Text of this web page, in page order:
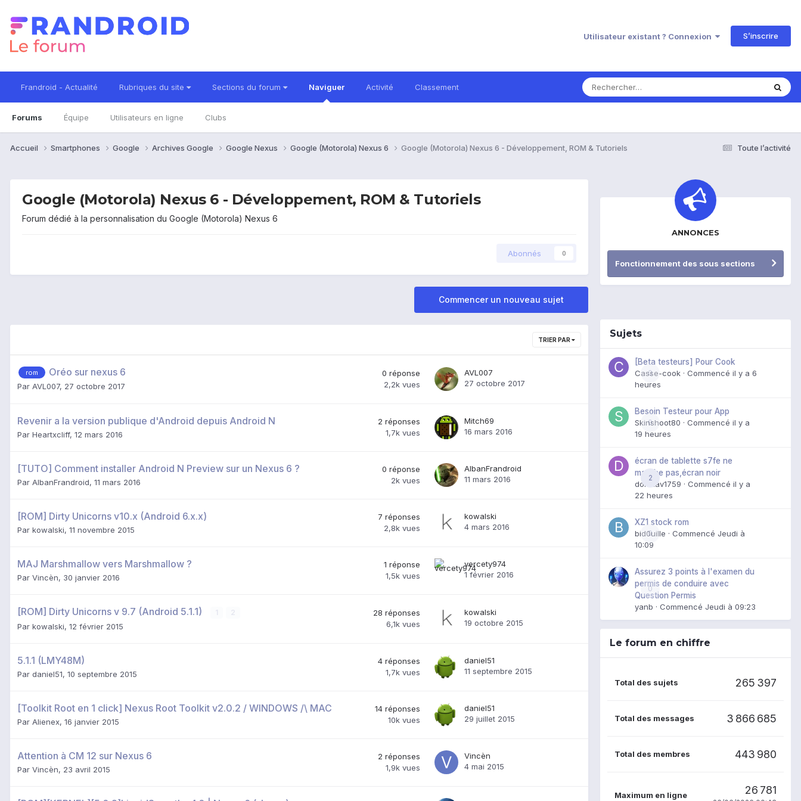
Utilisateur existant ? Connexion S’inscrire
Frandroid - Actualité Rubriques du site Sections du forum Naviguer
Forums Équipe Utilisateurs en ligne Clubs
Activité Classement
Toute l’activité
Accueil Smartphones Google Archives Google Google Nexus Google (Motorola) Nexus 6 Google (Motorola) Nexus 6 - Développement, ROM & Tutoriels
Google (Motorola) Nexus 6 - Développement, ROM & Tutoriels
Forum dédié à la personnalisation du Google (Motorola) Nexus 6
Abonnés 0
Commencer un nouveau sujet
TRIER PAR
rom Oréo sur nexus 6
Par AVL007, 27 octobre 2017
0 réponse
2,2k vues
AVL007
27 octobre 2017
Revenir a la version publique d'Android depuis Android N
Par Heartxcliff, 12 mars 2016
2 réponses
1,7k vues
Mitch69
16 mars 2016
[TUTO] Comment installer Android N Preview sur un Nexus 6 ?
Par AlbanFrandroid, 11 mars 2016
0 réponse
2k vues
AlbanFrandroid
11 mars 2016
[ROM] Dirty Unicorns v10.x (Android 6.x.x)
Par kowalski, 11 novembre 2015
7 réponses
2,8k vues
kowalski
4 mars 2016
MAJ Marshmallow vers Marshmallow ?
Par Vincèn, 30 janvier 2016
1 réponse
1,5k vues
vercety974
1 février 2016
[ROM] Dirty Unicorns v 9.7 (Android 5.1.1)
Par kowalski, 12 février 2015
28 réponses
6,1k vues
kowalski
19 octobre 2015
5.1.1 (LMY48M)
Par daniel51, 10 septembre 2015
4 réponses
1,7k vues
daniel51
11 septembre 2015
[Toolkit Root en 1 click] Nexus Root Toolkit v2.0.2 / WINDOWS /\ MAC
Par Alienex, 16 janvier 2015
14 réponses
10k vues
daniel51
29 juillet 2015
Attention à CM 12 sur Nexus 6
Par Vincèn, 23 avril 2015
2 réponses
1,9k vues
Vincèn
4 mai 2015
ANNONCES
Fonctionnement des sous sections
Sujets
0
[Beta testeurs] Pour Cook
Casse-cook · Commencé il y a 6
heures
0
Besoin Testeur pour App
Skinshoot80 · Commencé il y a
19 heures
2
écran de tablette s7fe ne
marche pas,écran noir
domxav1759 · Commencé il y a
22 heures
0
XZ1 stock rom
bid0uille · Commencé Jeudi à
10:09
0
Assurez 3 points à l'examen du
permis de conduire avec
Question Permis
yanb · Commencé Jeudi à 09:23
Le forum en chiffre
Total des sujets 265 397
Total des messages 3 866 685
Total des membres 443 980
Maximum en ligne 26 781